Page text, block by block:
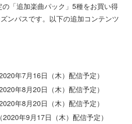
「追加楽曲パック」5種をお買い得
ンパスです。以下の追加コンテンツ
年7月16日（木）配信予定）
年8月20日（木）配信予定）
年8月20日（木）配信予定）
年9月17日（木）配信予定）